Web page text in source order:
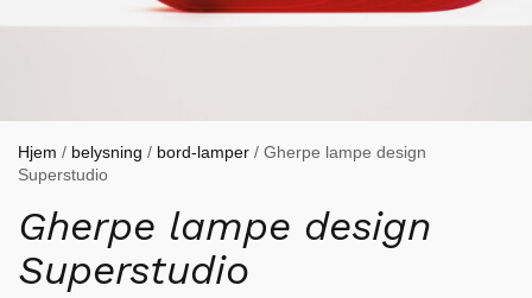
Hjem / belysning / bord-lamper / Gherpe lampe design
Superstudio
Gherpe lampe design
Superstudio